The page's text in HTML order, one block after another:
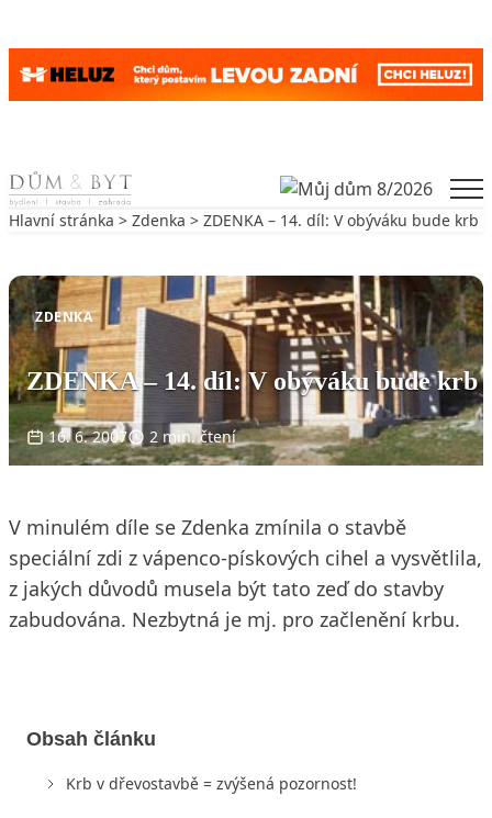
Skip to content
Hlavní stránka > Zdenka > ZDENKA – 14. díl: V obýváku bude krb
ZDENKA
ZDENKA – 14. díl: V obýváku bude krb
16. 6. 2007 2 min. čtení
V minulém díle se Zdenka zmínila o stavbě
speciální zdi z vápenco-pískových cihel a vysvětlila,
z jakých důvodů musela být tato zeď do stavby
zabudována. Nezbytná je mj. pro začlenění krbu.
Obsah článku
Krb v dřevostavbě = zvýšená pozornost!